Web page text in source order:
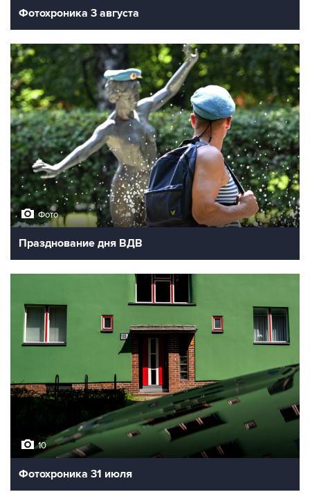
Фотохроника 3 августа
Фото
Празднование дня ВДВ
10
Фотохроника 31 июля